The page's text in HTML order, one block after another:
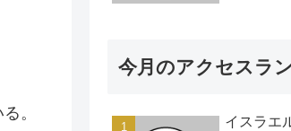
。
今月のアクセスラ
イスラエ